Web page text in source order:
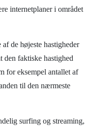
internetplaner i området
de højeste hastigheder
den faktiske hastighed
for eksempel antallet af
til den nærmeste
surfing og streaming,